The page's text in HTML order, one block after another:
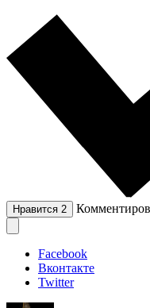
Нравится 2
Facebook
Вконтакте
Twitter